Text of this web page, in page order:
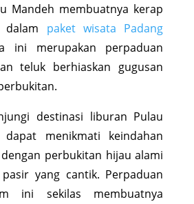
Mandeh membuatnya kerap
dalam paket wisata Padang
ini merupakan perpaduan
teluk berhiaskan gugusan
destinasi liburan Pulau
dapat menikmati keindahan
perbukitan hijau alami
yang cantik. Perpaduan
ini sekilas membuatnya